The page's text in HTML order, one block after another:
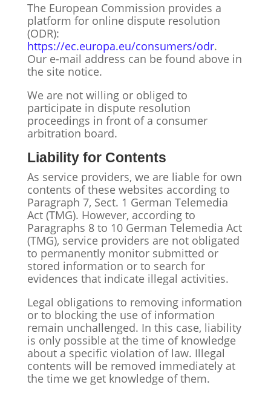
The European Commission provides a
platform for online dispute resolution
(ODR):
https://ec.europa.eu/consumers/odr.
Our e-mail address can be found above in
the site notice.
We are not willing or obliged to
participate in dispute resolution
proceedings in front of a consumer
arbitration board.
Liability for Contents
As service providers, we are liable for own
contents of these websites according to
Paragraph 7, Sect. 1 German Telemedia
Act (TMG). However, according to
Paragraphs 8 to 10 German Telemedia Act
(TMG), service providers are not obligated
to permanently monitor submitted or
stored information or to search for
evidences that indicate illegal activities.
Legal obligations to removing information
or to blocking the use of information
remain unchallenged. In this case, liability
is only possible at the time of knowledge
about a specific violation of law. Illegal
contents will be removed immediately at
the time we get knowledge of them.